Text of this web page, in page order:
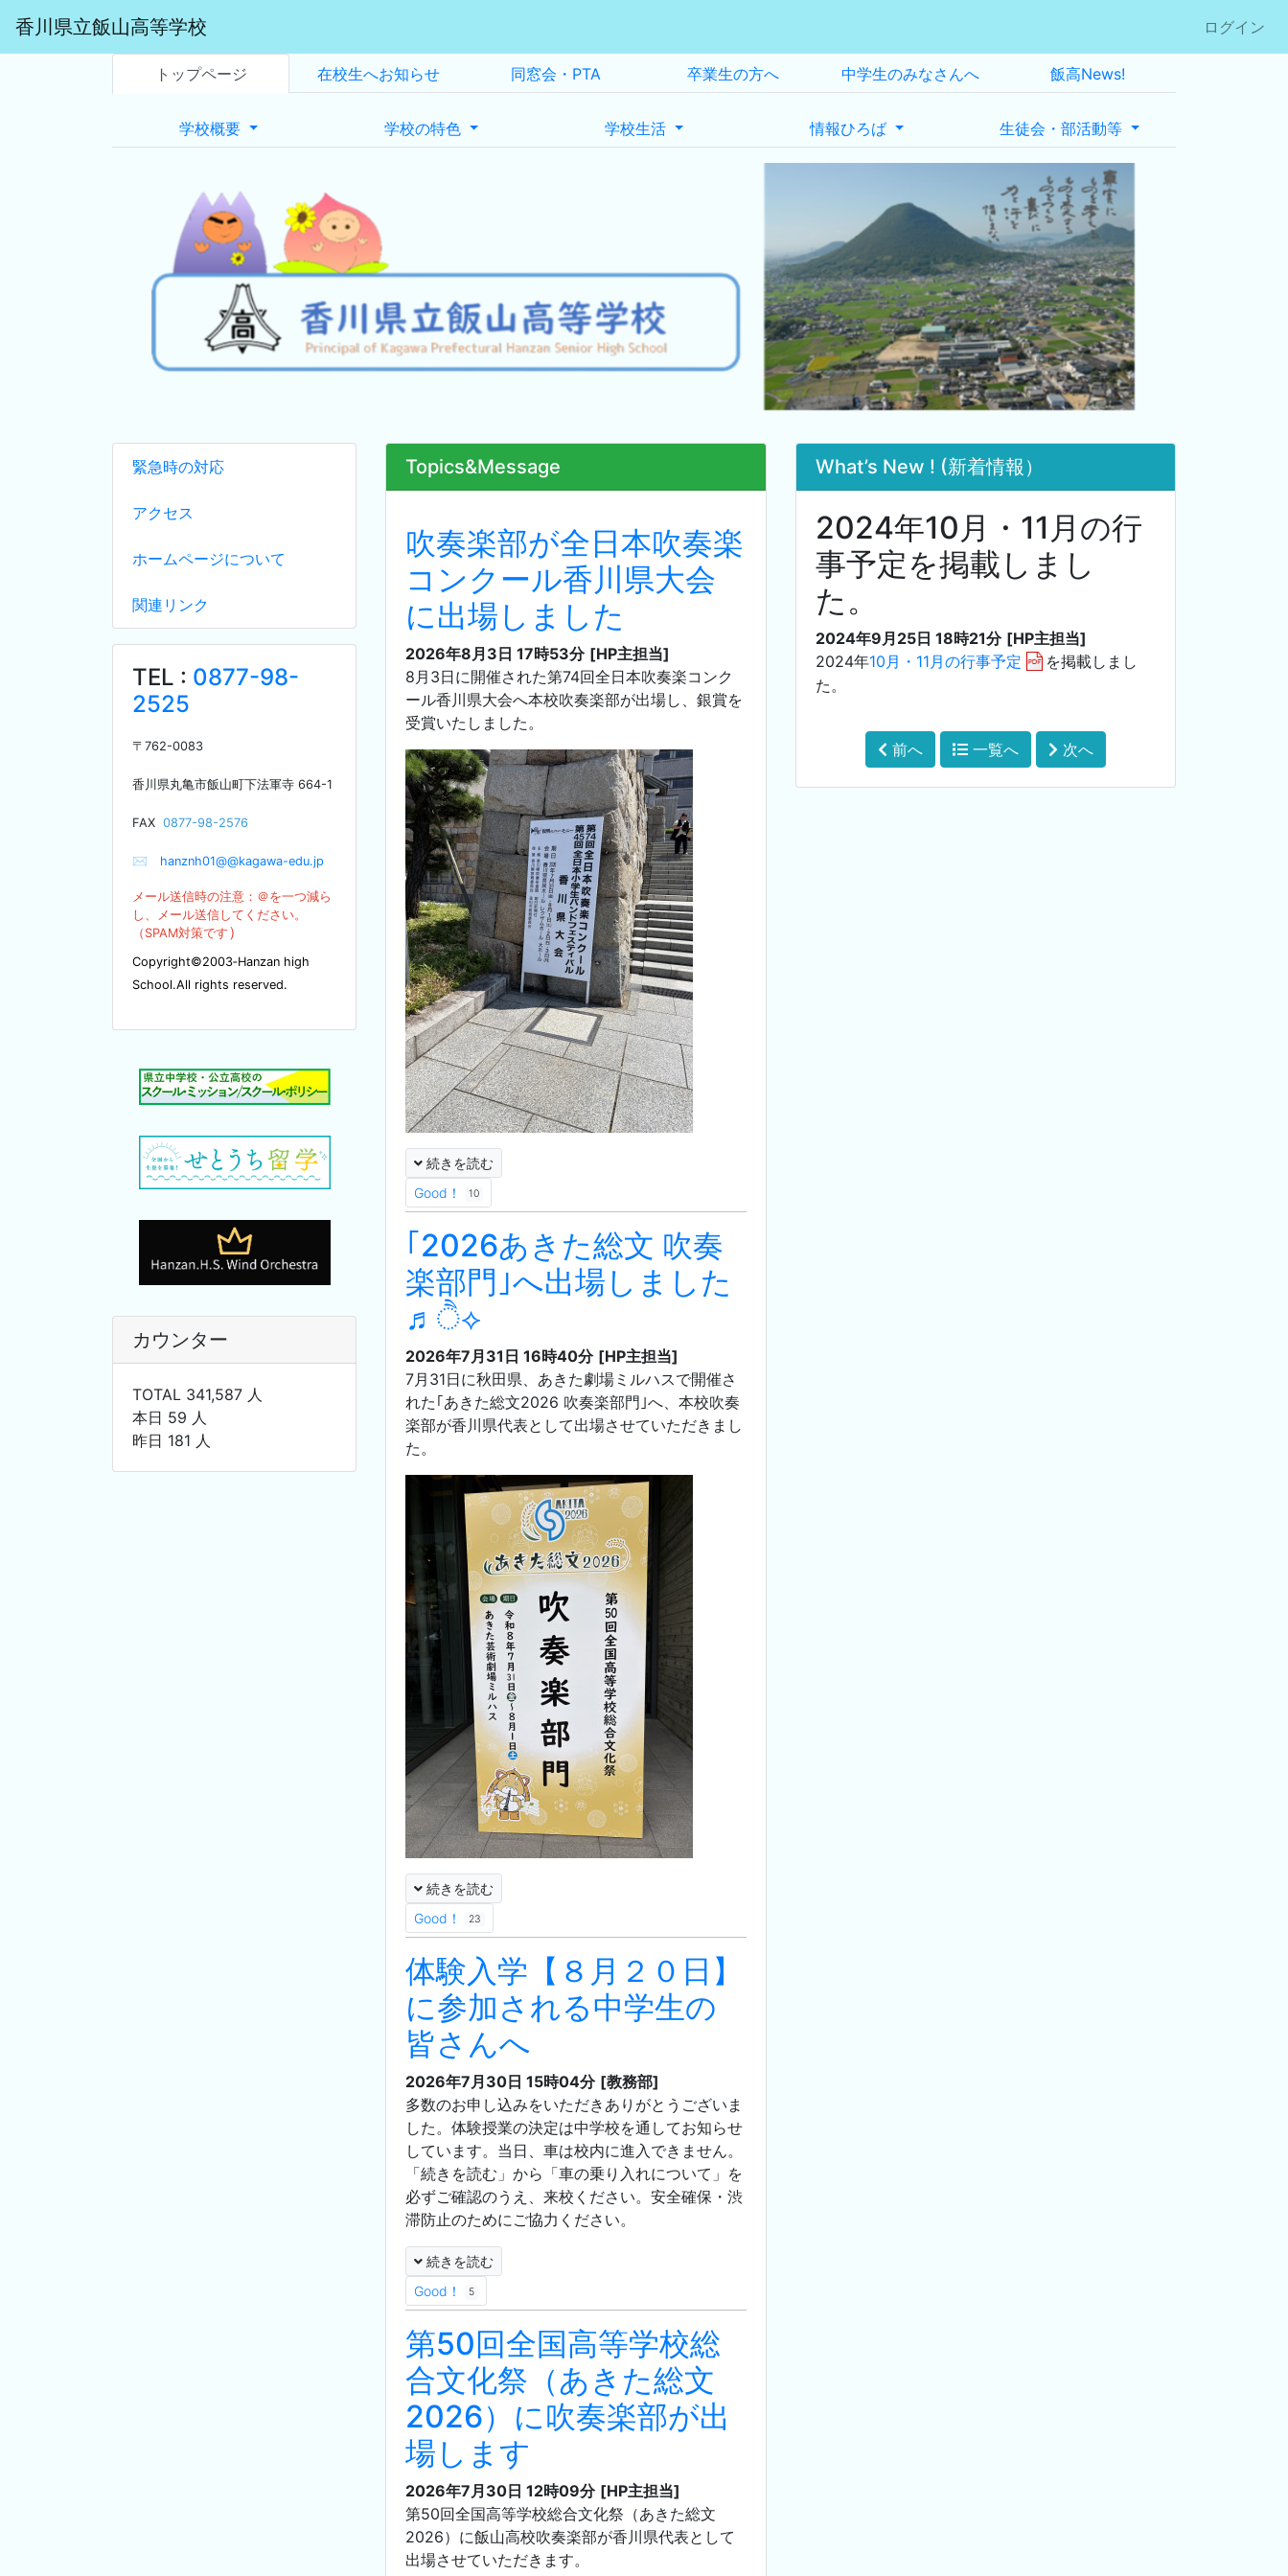
香川県立飯山高等学校 ログイン
トップページ 在校生へお知らせ 同窓会・PTA 卒業生の方へ 中学生のみなさんへ 飯高News!
学校概要 学校の特色 学校生活 情報ひろば 生徒会・部活動等
緊急時の対応
アクセス
ホームページについて
関連リンク
TEL : 0877-98-
2525
〒 762-0083
香川県丸亀市飯山町下法軍寺 664-1
FAX 0877-98-2576
✉ hanznh01@@kagawa-edu.jp
メール送信時の注意：＠を一つ減ら
し、メール送信してください。
（SPAM対策です ）
Copyright©2003‐Hanzan high
School.All rights reserved.
カウンター
TOTAL 341,587 人
本日 59 人
昨日 181 人
Topics&Message
吹奏楽部が全日本吹奏楽
コンクール香川県大会
に出場しました
2026年8月3日 17時53分 [HP主担当]
8月3日に開催された第74回全日本吹奏楽コンク
ール香川県大会へ本校吹奏楽部が出場し、銀賞を
受賞いたしました。
続きを読む
Good！
10
｢2026あきた総文 吹奏
楽部門｣へ出場しました
♬ੈ⟡
2026年7月31日 16時40分 [HP主担当]
7月31日に秋田県、あきた劇場ミルハスで開催さ
れた｢あきた総文2026 吹奏楽部門｣へ、本校吹奏
楽部が香川県代表として出場させていただきまし
た。
続きを読む
Good！
23
体験入学【８月２０日】
に参加される中学生の
皆さんへ
2026年7月30日 15時04分 [教務部]
多数のお申し込みをいただきありがとうございま
した。体験授業の決定は中学校を通してお知らせ
しています。当日、車は校内に進入できません。
「続きを読む」から「車の乗り入れについて」を
必ずご確認のうえ、来校ください。安全確保・渋
滞防止のためにご協力ください。
続きを読む
Good！
5
第50回全国高等学校総
合文化祭（あきた総文
2026）に吹奏楽部が出
場します
2026年7月30日 12時09分 [HP主担当]
第50回全国高等学校総合文化祭（あきた総文
2026）に飯山高校吹奏楽部が香川県代表として
出場させていただきます。
What’s New ! (新着情報）
2024年10月・11月の行
事予定を掲載しまし
た。
2024年9月25日 18時21分 [HP主担当]
2024年10月・11月の行事予定
を掲載しまし
た。
前へ 一覧へ 次へ